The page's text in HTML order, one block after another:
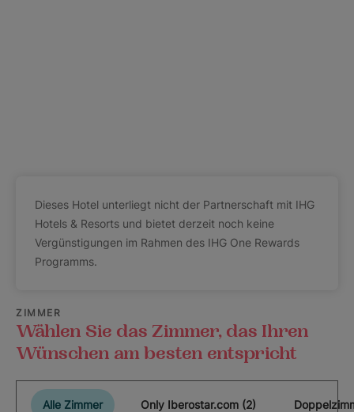
Dieses Hotel unterliegt nicht der Partnerschaft mit IHG
Hotels & Resorts und bietet derzeit noch keine
Vergünstigungen im Rahmen des IHG One Rewards
Programms.
ZIMMER
Wählen Sie das Zimmer, das Ihren
Wünschen am besten entspricht
Alle Zimmer Only Iberostar.com (2)